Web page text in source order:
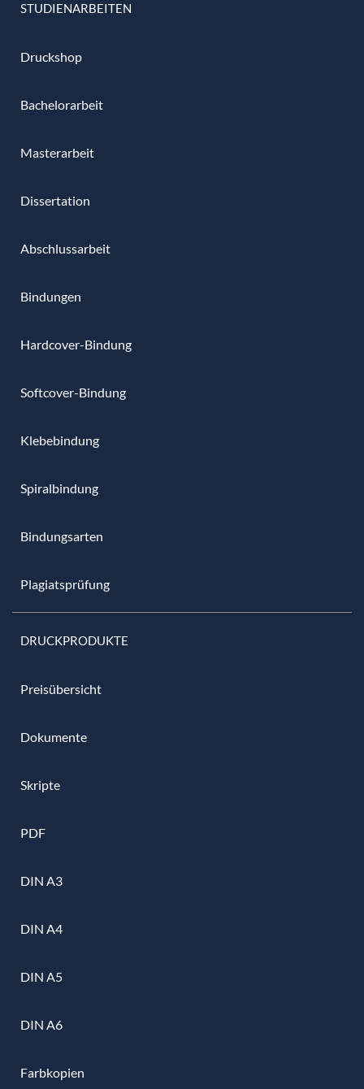
STUDIENARBEITEN
Druckshop
Bachelorarbeit
Masterarbeit
Dissertation
Abschlussarbeit
Bindungen
Hardcover-Bindung
Softcover-Bindung
Klebebindung
Spiralbindung
Bindungsarten
Plagiatsprüfung
DRUCKPRODUKTE
Preisübersicht
Dokumente
Skripte
PDF
DIN A3
DIN A4
DIN A5
DIN A6
Farbkopien